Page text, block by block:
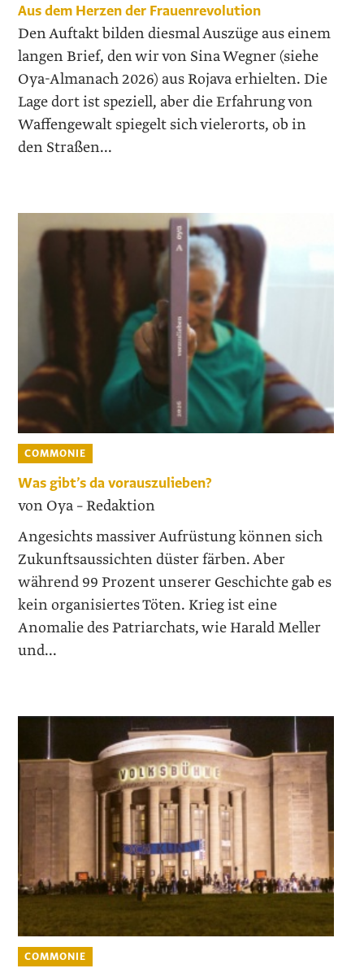
Aus dem Herzen der Frauenrevolution
Den Auftakt bilden diesmal Auszüge aus einem
langen Brief, den wir von Sina Wegner (siehe
Oya-Almanach 2026) aus Rojava erhielten. Die
Lage dort ist speziell, aber die Erfahrung von
Waffengewalt spiegelt sich vielerorts, ob in
den Straßen...
COMMONIE
Was gibt’s da vorauszulieben?
von Oya – Redaktion
Angesichts massiver Aufrüstung können sich
Zukunftsaussichten düster färben. Aber
während 99 Prozent unserer Geschichte gab es
kein organisiertes Töten. Krieg ist eine
Anomalie des Patriarchats, wie Harald Meller
und...
COMMONIE